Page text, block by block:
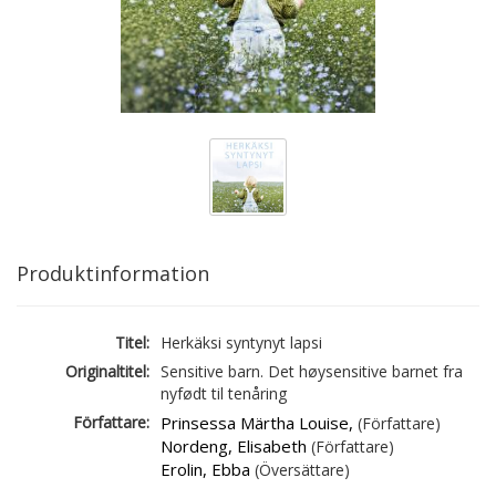
Produktinformation
Titel: Herkäksi syntynyt lapsi
Originaltitel: Sensitive barn. Det høysensitive barnet fra
nyfødt til tenåring
Författare: Prinsessa Märtha Louise, (Författare)
Nordeng, Elisabeth (Författare)
Erolin, Ebba (Översättare)